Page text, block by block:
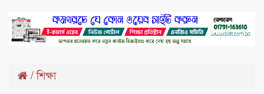
/শিক্ষা